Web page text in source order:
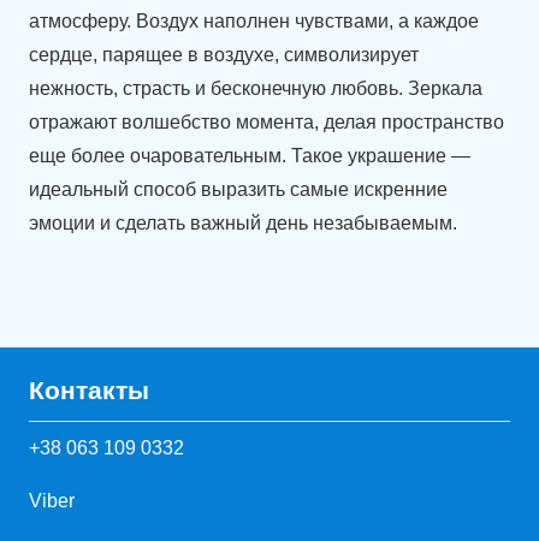
атмосферу. Воздух наполнен чувствами, а каждое
сердце, парящее в воздухе, символизирует
нежность, страсть и бесконечную любовь. Зеркала
отражают волшебство момента, делая пространство
еще более очаровательным. Такое украшение —
идеальный способ выразить самые искренние
эмоции и сделать важный день незабываемым.
Контакты
+38 063 109 0332
Viber